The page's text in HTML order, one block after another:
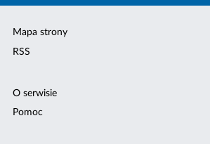
Mapa strony
RSS
O serwisie
Pomoc